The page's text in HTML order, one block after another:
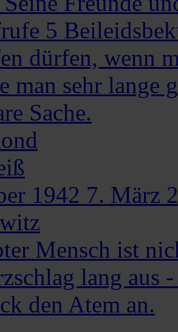
5
dürfen, wenn
man sehr lange
Sache.
1942 7. März
Mensch ist
lang aus
den Atem an.